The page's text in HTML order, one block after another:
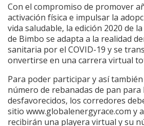
Con el compromiso de promover
activación física e impulsar la
vida saludable, la edición 2020 de
de Bimbo se adapta a la realidad
sanitaria por el COVID-19 y se
onvertirse en una carrera virtual
Para poder participar y así
número de rebanadas de pan para
desfavorecidos, los corredores
sitio www.globalenergyrace.com y
recibirán una playera virtual y su